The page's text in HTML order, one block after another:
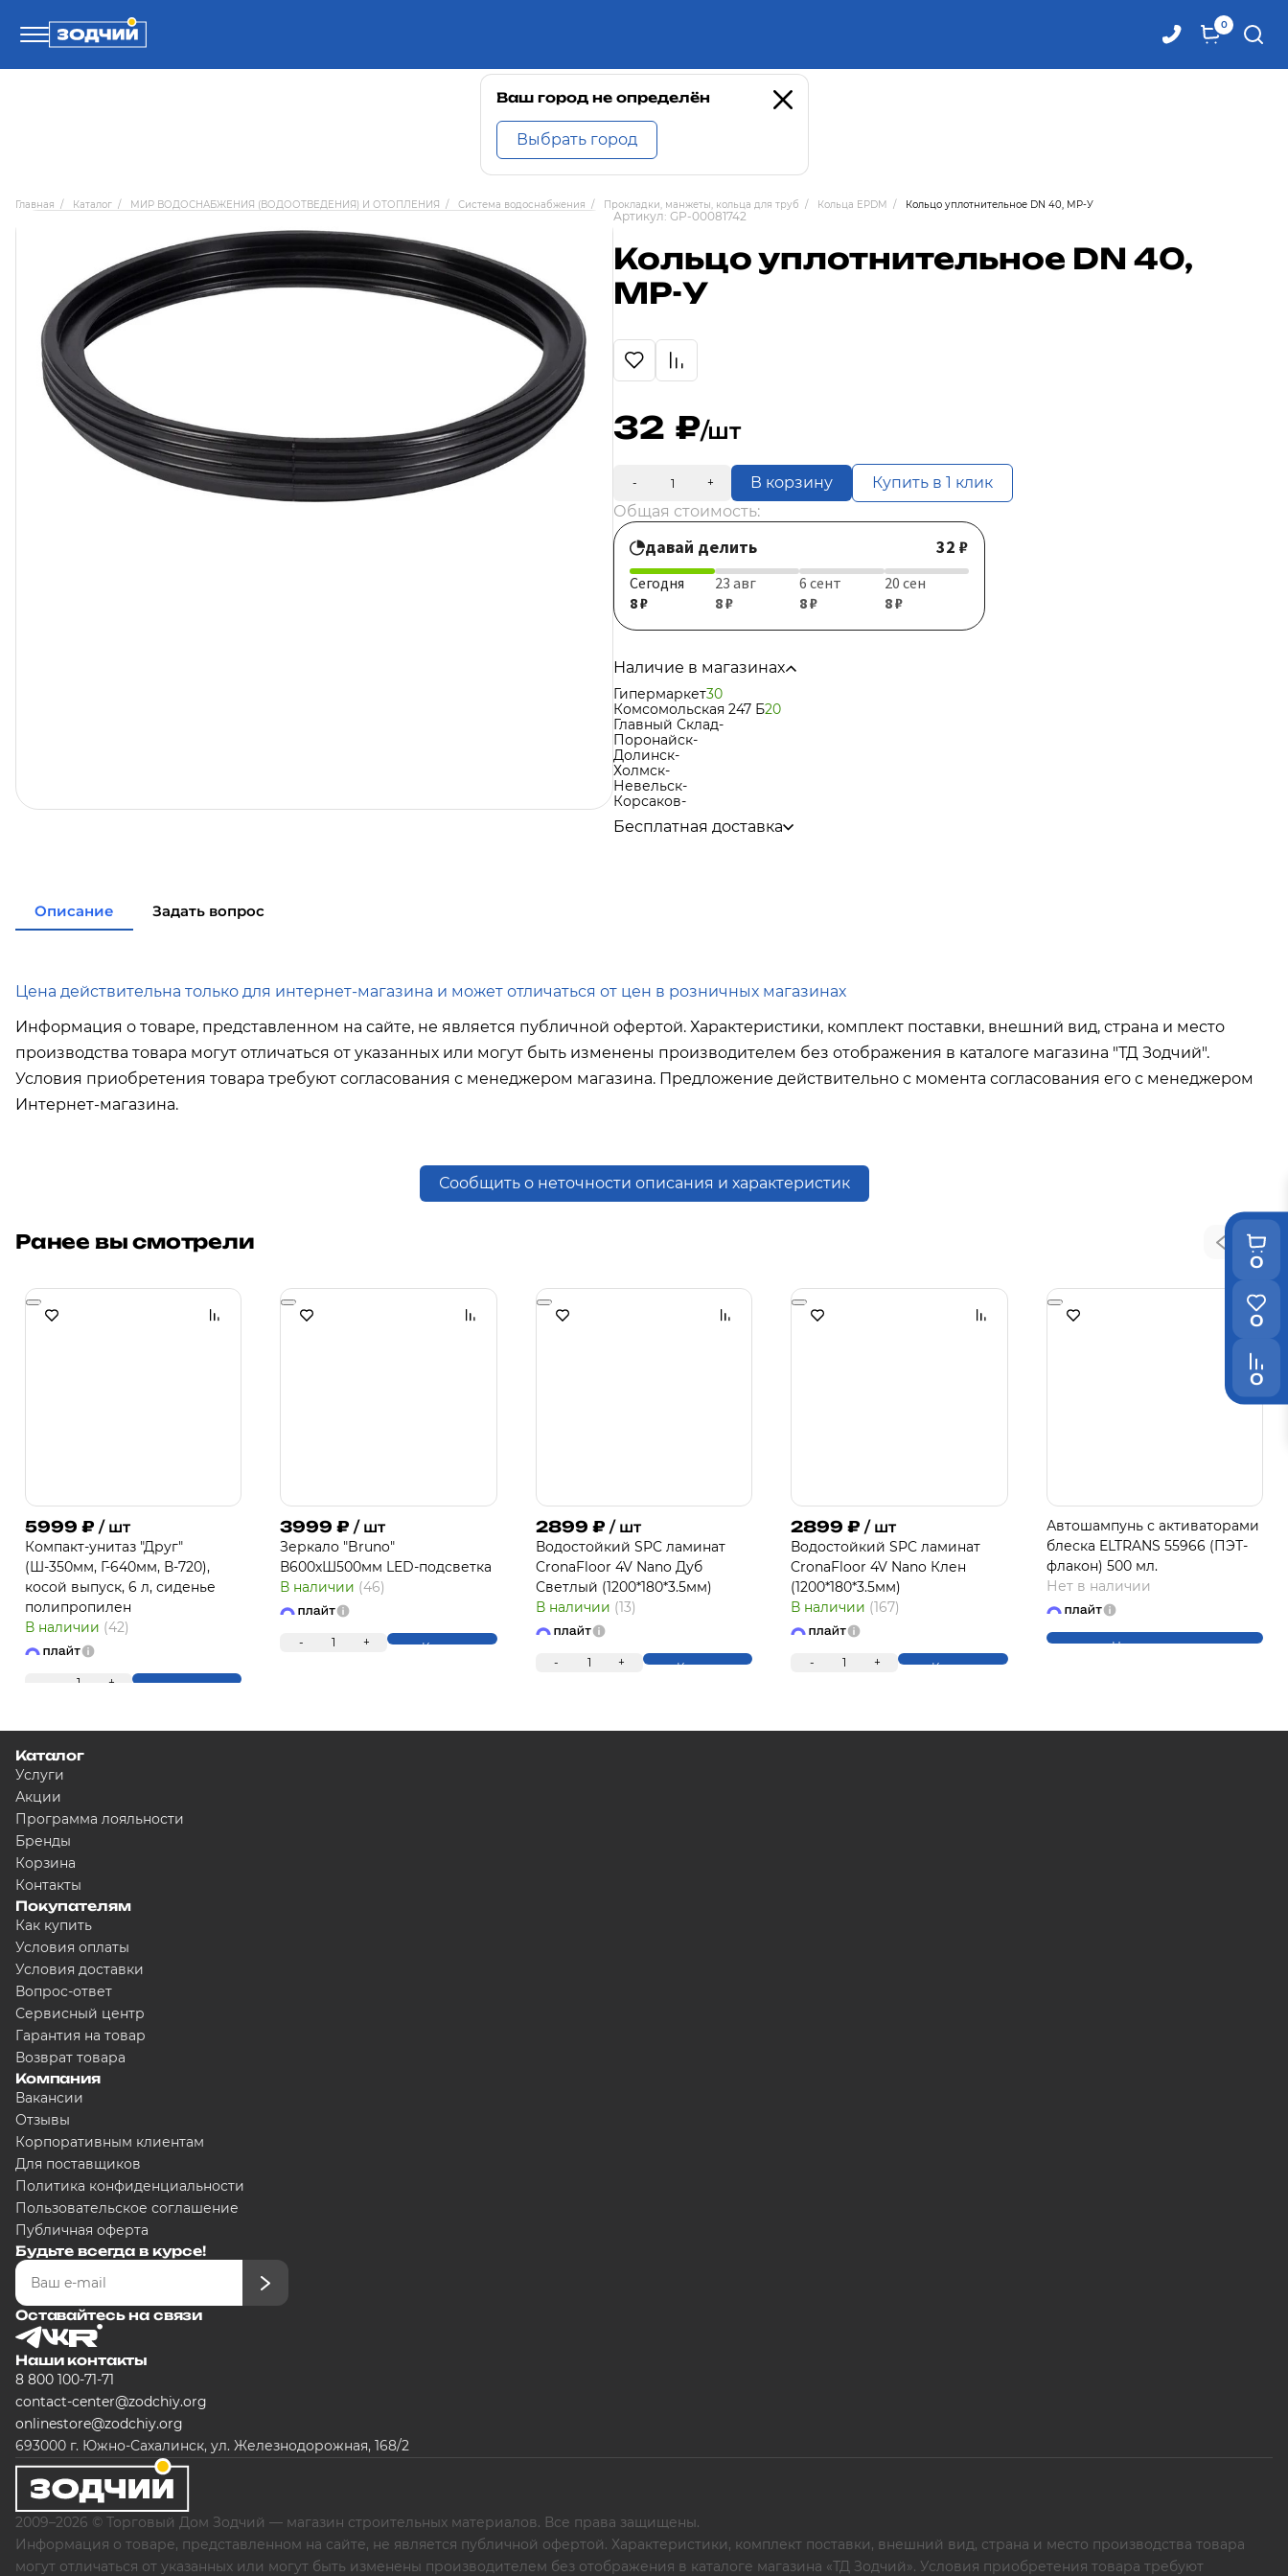
0
0
0
0
8 (4242) 30-00-72
Ваш город не определён
Выбрать город
Главная / Каталог / МИР ВОДОСНАБЖЕНИЯ (ВОДООТВЕДЕНИЯ) И ОТОПЛЕНИЯ / Система водоснабжения / Прокладки, манжеты, кольца для труб / Кольца EPDM / Кольцо уплотнительное DN 40, MP-У
Артикул: GP-00081742
Кольцо уплотнительное DN 40,
MP-У
32 /шт
- + В корзину
Купить в 1 клик
Общая стоимость:
давай делить 32 ₽
Сегодня
8 ₽
23 авг
8 ₽
6 сент
8 ₽
20 сен
8 ₽
Наличие в магазинах
Гипермаркет30
Комсомольская 247 Б20
Главный Склад-
Поронайск-
Долинск-
Холмск-
Невельск-
Корсаков-
Бесплатная доставка
Описание Задать вопрос
Цена действительна только для интернет-магазина и может отличаться от цен в розничных магазинах
Информация о товаре, представленном на сайте, не является публичной офертой. Характеристики, комплект поставки, внешний вид, страна и место
производства товара могут отличаться от указанных или могут быть изменены производителем без отображения в каталоге магазина "ТД Зодчий".
Условия приобретения товара требуют согласования с менеджером магазина. Предложение действительно с момента согласования его с менеджером
Интернет-магазина.
Сообщить о неточности описания и характеристик
Ранее вы смотрели
5999 ₽ / шт
Компакт-унитаз "Друг"
(Ш-350мм, Г-640мм, В-720),
косой выпуск, 6 л, сиденье
полипропилен
В наличии (42)
1 + Купить
3999₽ / шт
Зеркало "Bruno"
В600хШ500мм LED-подсветка
В наличии (46)
- 1 + Купить
2899 ₽ / шт
Водостойкий SPC ламинат
CronaFloor 4V Nano Дуб
Светлый (1200*180*3.5мм)
В наличии (13)
- 1 + Купить
2899₽ / шт
Водостойкий SPC ламинат
CronaFloor 4V Nano Клен
(1200*180*3.5мм)
В наличии (167)
- 1 + Купить
Автошампунь с активаторами
блеска ELTRANS 55966 (ПЭТ-
флакон) 500 мл.
Нет в наличии
Нет в наличии
Каталог
Услуги
Акции
Программа лояльности
Бренды
Корзина
Контакты
Покупателям
Как купить
Условия оплаты
Условия доставки
Вопрос-ответ
Сервисный центр
Гарантия на товар
Возврат товара
Компания
Вакансии
Отзывы
Корпоративным клиентам
Для поставщиков
Политика конфиденциальности
Пользовательское соглашение
Публичная оферта
Будьте всегда в курсе!
Оставайтесь на связи
Наши контакты
8 800 100-71-71
contact-center@zodchiy.org
onlinestore@zodchiy.org
693000 г. Южно-Сахалинск, ул. Железнодорожная, 168/2
2009–2026 © Торговый Дом Зодчий — магазин строительных материалов. Все права защищены.
Информация о товаре, представленном на сайте, не является публичной офертой. Характеристики, комплект поставки, внешний вид, страна и место производства товара
могут отличаться от указанных или могут быть изменены производителем без отображения в каталоге магазина «ТД Зодчий». Условия приобретения товара требуют